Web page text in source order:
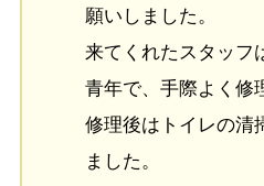
願いしました。
来てくれたスタッフ
青年で、手際よく修
修理後はトイレの清
ました。